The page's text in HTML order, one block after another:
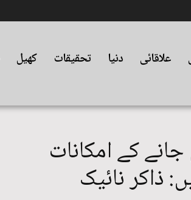
علاقائی دنیا تحقیقات کھیل
کے امکانات
ذاکر نائیک